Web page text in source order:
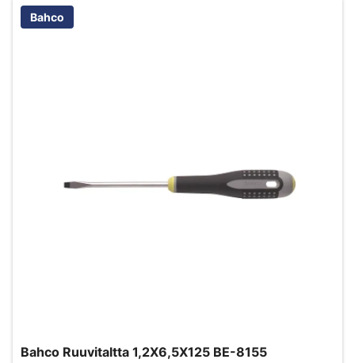
Bahco
Bahco Ruuvitaltta 1,2X6,5X125 BE-8155